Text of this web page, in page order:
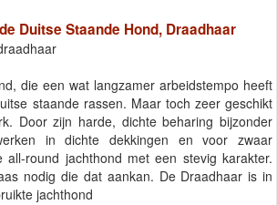
Duitse Staande Hond, Draadhaar
die een wat langzamer arbeidstempo heeft
staande rassen. Maar toch zeer geschikt
Door zijn harde, dichte beharing bijzonder
in dichte dekkingen en voor zwaar
all-round jachthond met een stevig karakter.
nodig die dat aankan. De Draadhaar is in
jachthond